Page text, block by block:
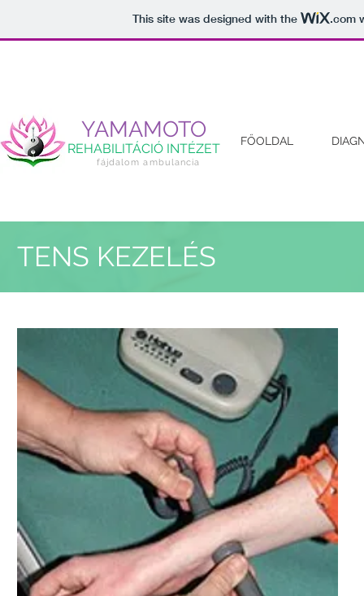
This site was designed with the .com
YAMAMOTO
REHABILITÁCIÓ INTÉZET FŐOLDAL
fájdalom ambulancia
TENS KEZELÉS